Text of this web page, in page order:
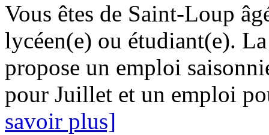
Vous êtes de Saint-Loup
lycéen(e) ou étudiant(e).
propose un emploi
pour Juillet et un emploi
savoir plus]